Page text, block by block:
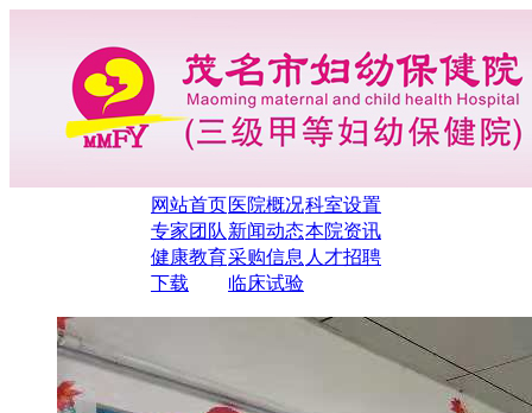
网站首页医院概况科室设置
专家团队 新闻动态本院资讯
健康教育采购信息 人才招聘
下载
临床试验